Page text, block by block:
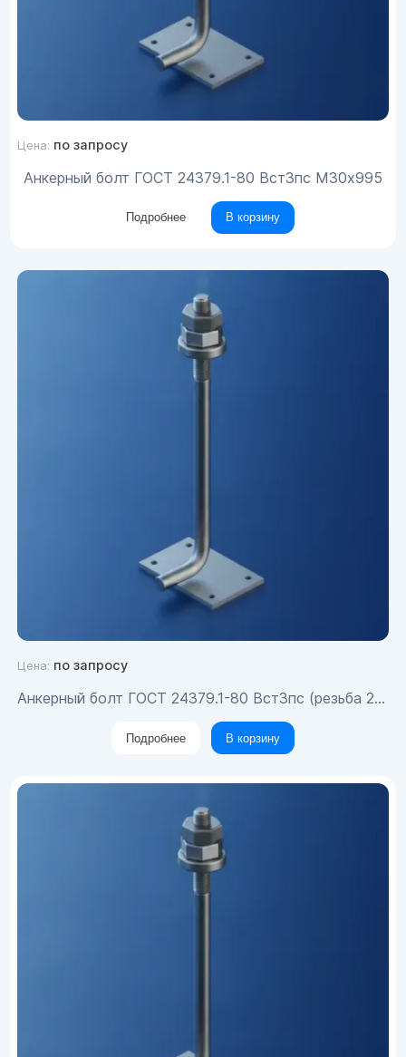
Цена: по запросу
Анкерный болт ГОСТ 24379.1-80 Вст3пс М30х995
Подробнее В корзину
Цена: по запросу
Анкерный болт ГОСТ 24379.1-80 Вст3пс (резьба 230мм) М20х900
Подробнее В корзину